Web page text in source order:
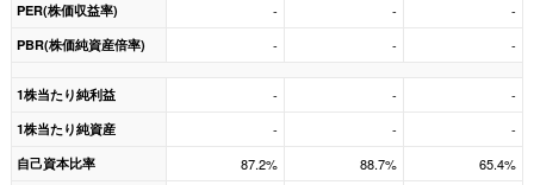
PER(株価収益率) - - -
PBR(株価純資産倍率) - - -
1株当たり純利益 - - -
1株当たり純資産 - - -
自己資本比率 87.2% 88.7% 65.4%